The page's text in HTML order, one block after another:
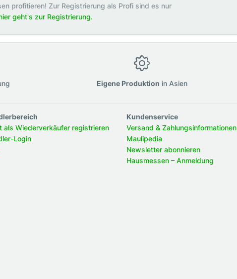
profitieren! Zur Registrierung als Profi sind es nur
geht's zur Registrierung.
Eigene Produktion in Asien
als Wiederverkäufer registrieren
Login
Kundenservice
Versand & Zahlungsinformationen
Maulipedia
Newsletter abonnieren
Hausmessen – Anmeldung